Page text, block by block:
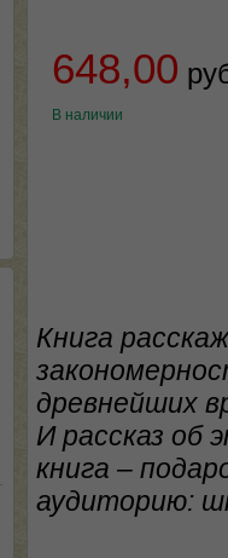
648,00
В наличии
Книга
древнейших
И рассказ об
книга –
аудиторию: